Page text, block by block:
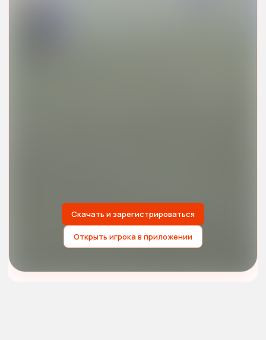
Скачать и зарегистрироваться
Открыть игрока в приложении